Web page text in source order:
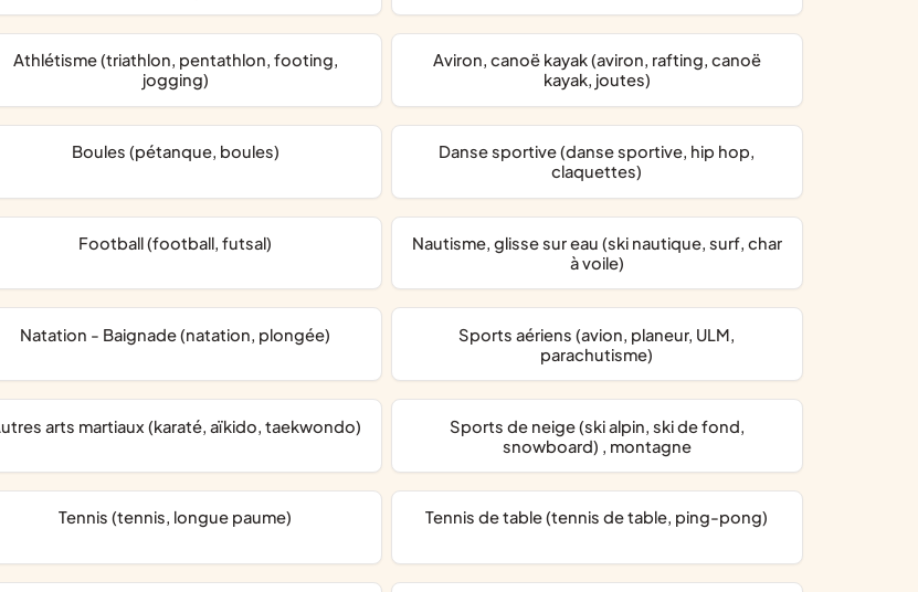
Athlétisme (triathlon, pentathlon, footing,
jogging)
Aviron, canoë kayak (aviron, rafting, canoë
kayak, joutes)
Boules (pétanque, boules)
Danse sportive (danse sportive, hip hop,
claquettes)
Football (football, futsal)
nautisme, glisse sur eau (ski nautique, surf, char
à voile)
Natation - Baignade (natation, plongée)
Sports aériens (avion, planeur, ULM,
parachutisme)
Autres arts martiaux (karaté, aïkido, taekwondo)
Sports de neige (ski alpin, ski de fond,
snowboard) , montagne
Tennis (tennis, longue paume) Tennis de table (tennis de table, ping-pong)